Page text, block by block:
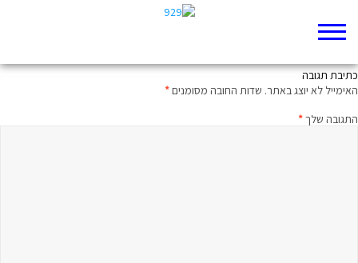
כתיבת תגובה
האימייל לא יוצג באתר. שדות החובה מסומנים*
התגובה שלך*